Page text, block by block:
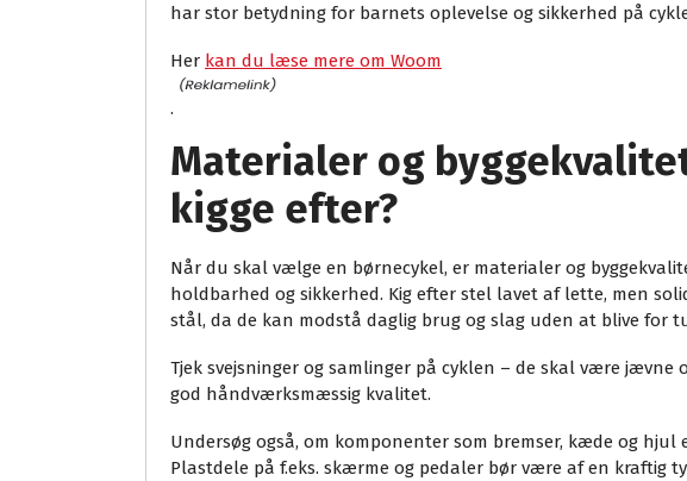
har stor betydning for barnets oplevelse og sikkerhed på
Her kan du læse mere om Woom
.
Materialer og
kigge efter?
Når du skal vælge en børnecykel, er materialer og
holdbarhed og sikkerhed. Kig efter stel lavet af lette, men
stål, da de kan modstå daglig brug og slag uden at blive for
Tjek svejsninger og samlinger på cyklen – de skal være jævne
god håndværksmæssig kvalitet.
Undersøg også, om komponenter som bremser, kæde og
Plastdele på f.eks. skærme og pedaler bør være af en kraftig